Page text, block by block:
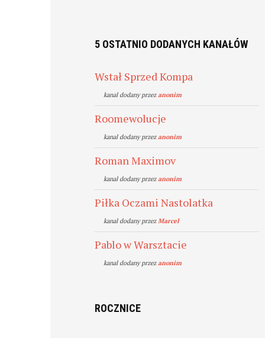
5 OSTATNIO DODANYCH KANAŁÓW
Wstał Sprzed Kompa
kanal dodany przezanonim
Roomewolucje
kanal dodany przezanonim
Roman Maximov
kanal dodany przezanonim
Piłka Oczami Nastolatka
kanal dodany przezMarcel
Pablo w Warsztacie
kanal dodany przezanonim
ROCZNICE